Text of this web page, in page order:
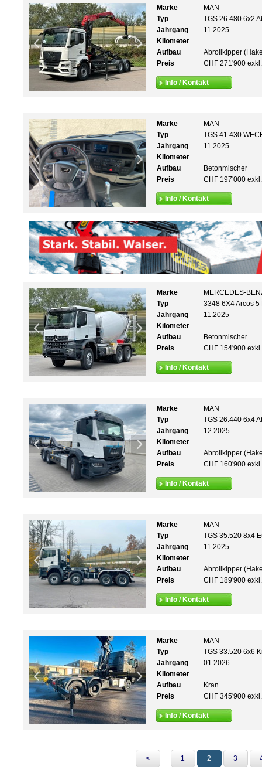
Marke
MAN
Typ
TGS 26.480 6x2
Jahrgang
11.2025
Kilometer
Aufbau
Abrollkipper
Preis
CHF 271'900
Info / Kontakt
Marke
MAN
Typ
TGS 41.430
Jahrgang
11.2025
Kilometer
Aufbau
Betonmischer
Preis
CHF 197'000
Info / Kontakt
Marke
MERCEDES-
Typ
3348 6X4 Arcos 5
Jahrgang
11.2025
Kilometer
Aufbau
Betonmischer
Preis
CHF 154'900
Info / Kontakt
Marke
MAN
Typ
TGS 26.440 6x4
Jahrgang
12.2025
Kilometer
Aufbau
Abrollkipper
Preis
CHF 160'900
Info / Kontakt
Marke
MAN
Typ
TGS 35.520 8x4
Jahrgang
11.2025
Kilometer
Aufbau
Abrollkipper
Preis
CHF 189'900
Info / Kontakt
Marke
MAN
Typ
TGS 33.520 6x6
Jahrgang
01.2026
Kilometer
Aufbau
Kran
Preis
CHF 345'900
Info / Kontakt
< 1 2 3